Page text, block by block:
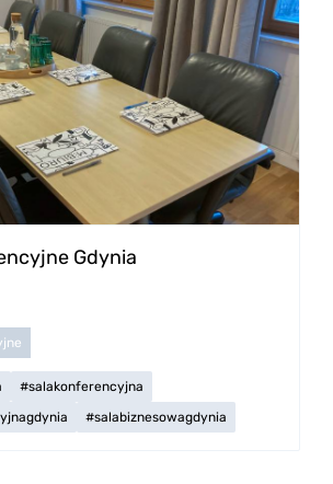
Gdynia
#salakonferencyjna
#salabiznesowagdynia